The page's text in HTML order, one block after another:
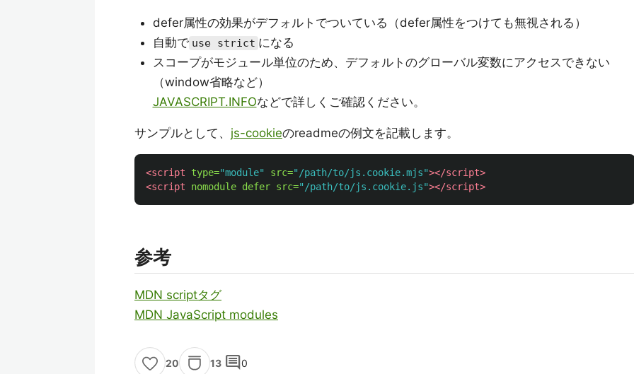
defer属性の効果がデフォルトでついている（defer属性をつけても無視される）
自動で use strict になる
スコープがモジュール単位のため、デフォルトのグローバル変数にアクセスできない
（window省略など）
JAVASCRIPT.INFOなどで詳しくご確認ください。
サンプルとして、 js-cookieのreadmeの例文を記載します。
<script type="module" src="/path/to/js.cookie.mjs"></script>
<script nomodule defer src="/path/to/js.cookie.js"></script>
参考
MDN scriptタグ
MDN JavaScript modules
20 13 comment0